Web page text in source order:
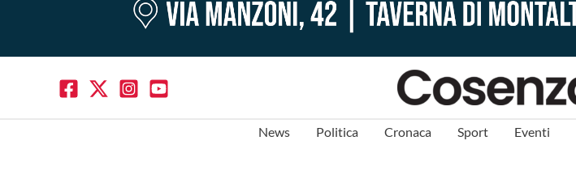
News Politica Cronaca Sport Eventi